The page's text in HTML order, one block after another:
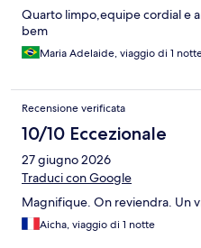
Quarto limpo,equipe cordial e
bem
Maria Adelaide, viaggio di 1
Recensione verificata
10/10 Eccezionale
27 giugno 2026
Traduci con Google
Magnifique. On reviendra. Un
Aicha, viaggio di 1 notte